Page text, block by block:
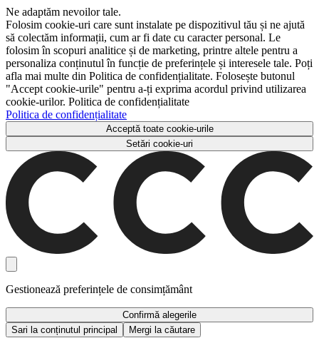
Ne adaptăm nevoilor tale.
Folosim cookie-uri care sunt instalate pe dispozitivul tău și ne ajută
să colectăm informații, cum ar fi date cu caracter personal. Le
folosim în scopuri analitice și de marketing, printre altele pentru a
personaliza conținutul în funcție de preferințele și interesele tale. Poți
afla mai multe din Politica de confidențialitate. Folosește butonul
"Accept cookie-urile" pentru a-ți exprima acordul privind utilizarea
cookie-urilor. Politica de confidențialitate
Politica de confidențialitate
Acceptă toate cookie-urile
Setări cookie-uri
Gestionează preferințele de consimțământ
Confirmă alegerile
Sari la conținutul principal
Mergi la căutare